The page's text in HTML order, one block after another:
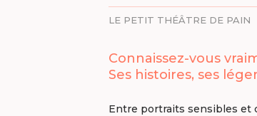
LE PETIT THÉÂTRE DE PAIN
Connaissez-vous
Ses histoires, ses
Entre portraits sensibles et